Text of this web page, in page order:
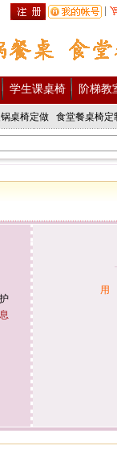
学生课桌椅 阶梯教
桌椅定做 食堂餐桌椅定